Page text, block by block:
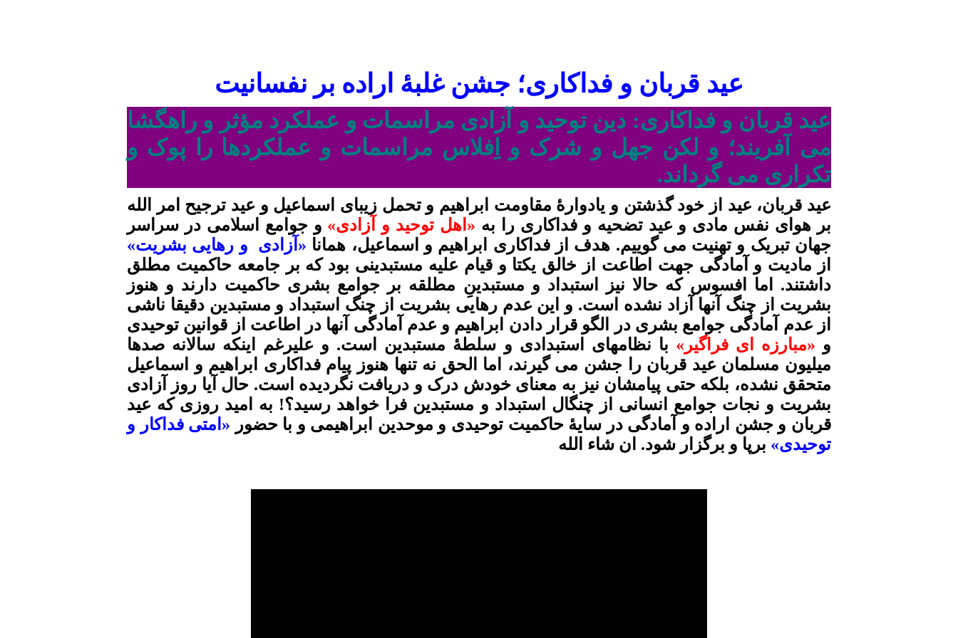
عيد قربان و فداکاری؛ جشن غلبۀ اراده بر نفسانیت
عید قربان و فداکاری: دین توحید و آزادی مراسمات و عملکرد مؤثر و راهگشا
می آفریند؛ و لکن جهل و شرک و اِفلاس مراسمات و عملکردها را پوک و
تکراری می گرداند.
عيد قربان، عيد از خود گذشتن و یادوارۀ مقاومت ابراهیم و تحمل زیبای اسماعیل و عید ترجیح امر الله
بر هوای نفس مادی و عيد تضحيه وفداکاری را به « اهل توحید و آزادی» و جوامع اسلامى در سراسر
جهان تبريک و تهنيت می گوييم. هدف از فداکاری ابراهیم و اسماعیل، همانا «آزادی و رهایی بشریت»
از مادیت و آمادگی جهت اطاعت از خالق یکتا و قیام علیه مستبدینی بود که بر جامعه حاکمیت مطلق
داشتند. اما افسوس که حالا نیز استبداد و مستبدینِ مطلقه بر جوامع بشری حاکمیت دارند و هنوز
بشریت از چنگ آنها آزاد نشده است. و این عدم رهایی بشریت از چنگ استبداد و مستبدین دقیقا ناشی
از عدم آمادگی جوامع بشری در الگو قرار دادن ابراهیم و عدم آمادگی آنها در اطاعت از قوانین توحیدی
و «مبارزه ای فراگیر» با نظامهای استبدادی و سلطۀ مستبدین است. و علیرغم اینکه سالانه صدها
میلیون مسلمان عید قربان را جشن می گیرند، اما الحق نه تنها هنوز پیام فداکاری ابراهیم و اسماعیل
متحقق نشده، بلکه حتی پیامشان نیز به معنای خودش درک و دریافت نگردیده است. حال آیا روز آزادی
بشریت و نجات جوامع انسانی از چنگال استبداد و مستبدین فرا خواهد رسید؟! به امید روزی که عید
قربان و جشن اراده و آمادگی در سایۀ حاکمیت توحیدی و موحدین ابراهیمی و با حضور «امتی فداکار و
توحیدی» برپا و برگزار شود. ان شاء الله